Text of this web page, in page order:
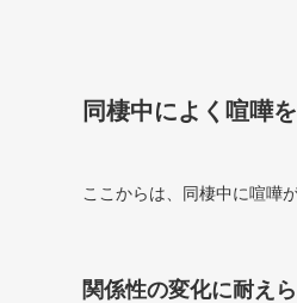
同棲中によく喧嘩
ここからは、同棲中に喧嘩
関係性の変化に耐え